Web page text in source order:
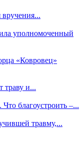
уполномоченный
«Ковровец»
траву и...
благоустроить –...
травму,...